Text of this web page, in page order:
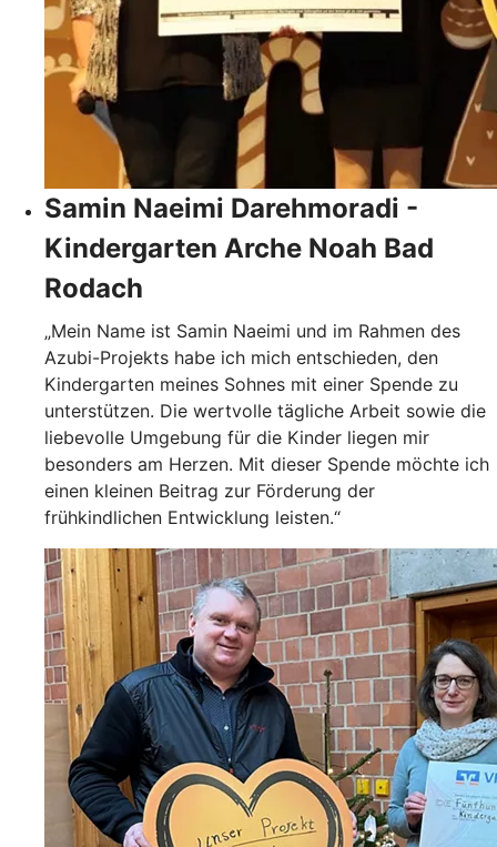
Samin Naeimi Darehmoradi -
Kindergarten Arche Noah Bad
Rodach
„Mein Name ist Samin Naeimi und im Rahmen des
Azubi-Projekts habe ich mich entschieden, den
Kindergarten meines Sohnes mit einer Spende zu
unterstützen. Die wertvolle tägliche Arbeit sowie die
liebevolle Umgebung für die Kinder liegen mir
besonders am Herzen. Mit dieser Spende möchte ich
einen kleinen Beitrag zur Förderung der
frühkindlichen Entwicklung leisten.“